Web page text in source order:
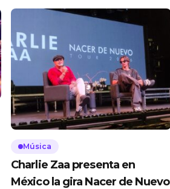
Música
Charlie Zaa presenta en
México la gira Nacer de Nuevo